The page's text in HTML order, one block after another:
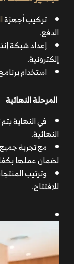
تركيب أجهزة
الدفع.
إعداد شبكة
إلكترونية.
استخدام
المرحلة النهائية
في النهاية
النهائية.
مع تجربة جميع
لضمان عملها
وترتيب
للافتتاح.